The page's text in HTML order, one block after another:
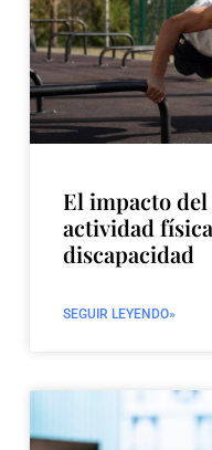
El impacto
actividad
discapacidad
SEGUIR LEYENDO»